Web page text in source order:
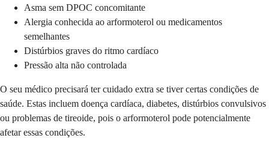
Asma sem DPOC concomitante
Alergia conhecida ao arformoterol ou medicamentos
semelhantes
Distúrbios graves do ritmo cardíaco
Pressão alta não controlada
O seu médico precisará ter cuidado extra se tiver certas condições de
saúde. Estas incluem doença cardíaca, diabetes, distúrbios convulsivos
ou problemas de tireoide, pois o arformoterol pode potencialmente
afetar essas condições.